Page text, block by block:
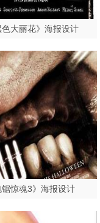
色大丽花》海报设计
锯惊魂3》海报设计